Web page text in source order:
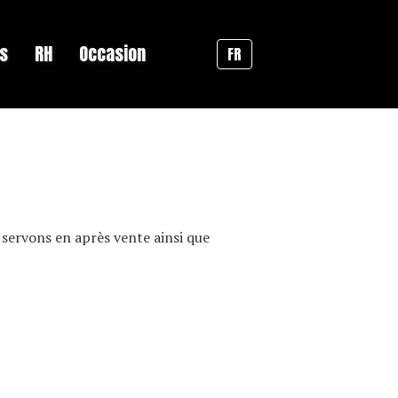
RH Occasion FR
en après vente ainsi que